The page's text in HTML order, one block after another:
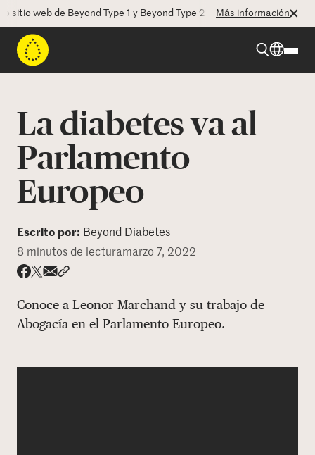
de Beyond Type 1 y Beyond Type 2! La CEO Deborah Dugan nos
Más información
Recursos
Programas
Quienes somos
La diabetes va al
Parlamento
Europeo
Escrito por: Beyond Diabetes
8 minutos de lecturamarzo 7, 2022
Conoce a Leonor Marchand y su trabajo de
Abogacía en el Parlamento Europeo.